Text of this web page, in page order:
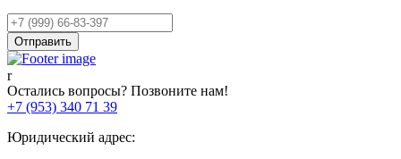
Ваш
телефон
Отправить
Остались вопросы? Позвоните нам!
+7 (953) 340 71 39
Юридический адрес: